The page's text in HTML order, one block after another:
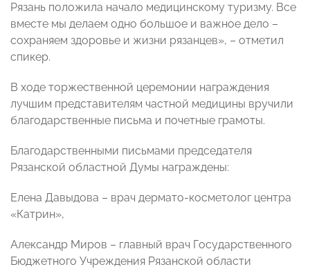
Рязань положила начало медицинскому туризму. Все
вместе мы делаем одно большое и важное дело –
сохраняем здоровье и жизни рязанцев», – отметил
спикер.
В ходе торжественной церемонии награждения
лучшим представителям частной медицины вручили
благодарственные письма и почетные грамоты.
Благодарственными письмами председателя
Рязанской областной Думы награждены:
Елена Давыдова – врач дермато-косметолог центра
«Катрин»,
Александр Миров – главный врач Государственного
Бюджетного Учреждения Рязанской области